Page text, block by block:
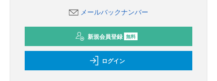
メールバックナンバー
新規会員登録 無料
ログイン